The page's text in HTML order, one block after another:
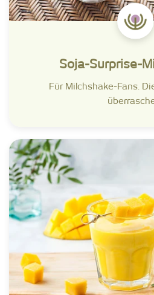
Soja-Surprise-
Für Milchshake-Fans.